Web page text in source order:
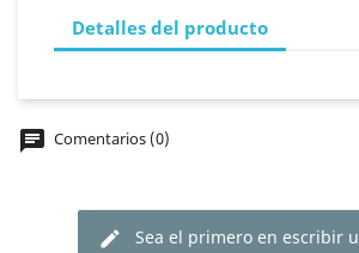
Detalles del producto
chat Comentarios (0)
edit Sea el primero en escribir